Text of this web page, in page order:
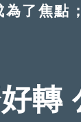
為了焦點
轉